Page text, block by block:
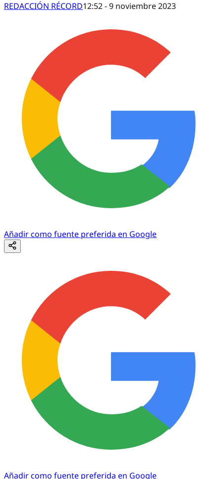
REDACCIÓN RÉCORD12:52 - 9 noviembre 2023
Añadir como fuente preferida en Google
Añadir como fuente preferida en Google